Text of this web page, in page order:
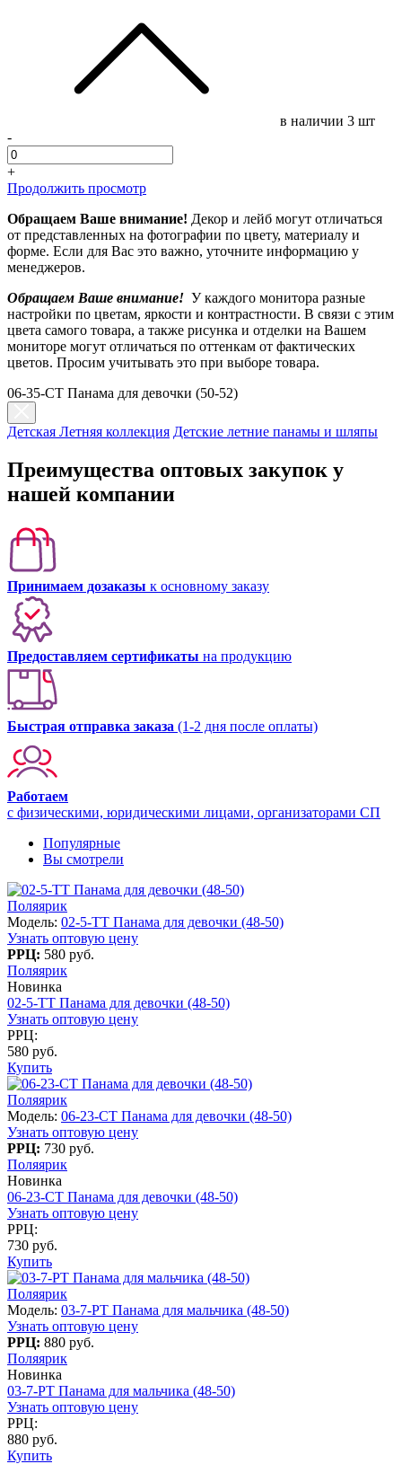
в наличии 3 шт
-
+
Продолжить просмотр
Обращаем Ваше внимание! Декор и лейб могут отличаться
от представленных на фотографии по цвету, материалу и
форме. Если для Вас это важно, уточните информацию у
менеджеров.
Обращаем Ваше внимание! У каждого монитора разные
настройки по цветам, яркости и контрастности. В связи с этим
цвета самого товара, а также рисунка и отделки на Вашем
мониторе могут отличаться по оттенкам от фактических
цветов. Просим учитывать это при выборе товара.
06-35-CT Панама для девочки (50-52)
Детская Летняя коллекция Детские летние панамы и шляпы
Преимущества оптовых закупок у
нашей компании
Принимаем дозаказы к основному заказу
Предоставляем сертификаты на продукцию
Быстрая отправка заказа (1-2 дня после оплаты)
Работаем
с физическими, юридическими лицами, организаторами СП
Популярные
Вы смотрели
Поляярик
Модель: 02-5-TT Панама для девочки (48-50)
Узнать оптовую цену
РРЦ: 580 руб.
Поляярик
Новинка
02-5-TT Панама для девочки (48-50)
Узнать оптовую цену
РРЦ:
580 руб.
Купить
Поляярик
Модель: 06-23-CT Панама для девочки (48-50)
Узнать оптовую цену
РРЦ: 730 руб.
Поляярик
Новинка
06-23-CT Панама для девочки (48-50)
Узнать оптовую цену
РРЦ:
730 руб.
Купить
Поляярик
Модель: 03-7-PT Панама для мальчика (48-50)
Узнать оптовую цену
РРЦ: 880 руб.
Поляярик
Новинка
03-7-PT Панама для мальчика (48-50)
Узнать оптовую цену
РРЦ:
880 руб.
Купить